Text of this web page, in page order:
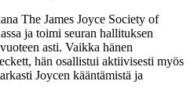
The James Joyce Society of
ja toimi seuran hallituksen
asti. Vaikka hänen
hän osallistui aktiivisesti myös
Joycen kääntämistä ja